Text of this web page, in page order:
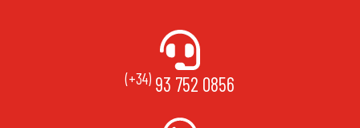
(+34) 93 752 0856